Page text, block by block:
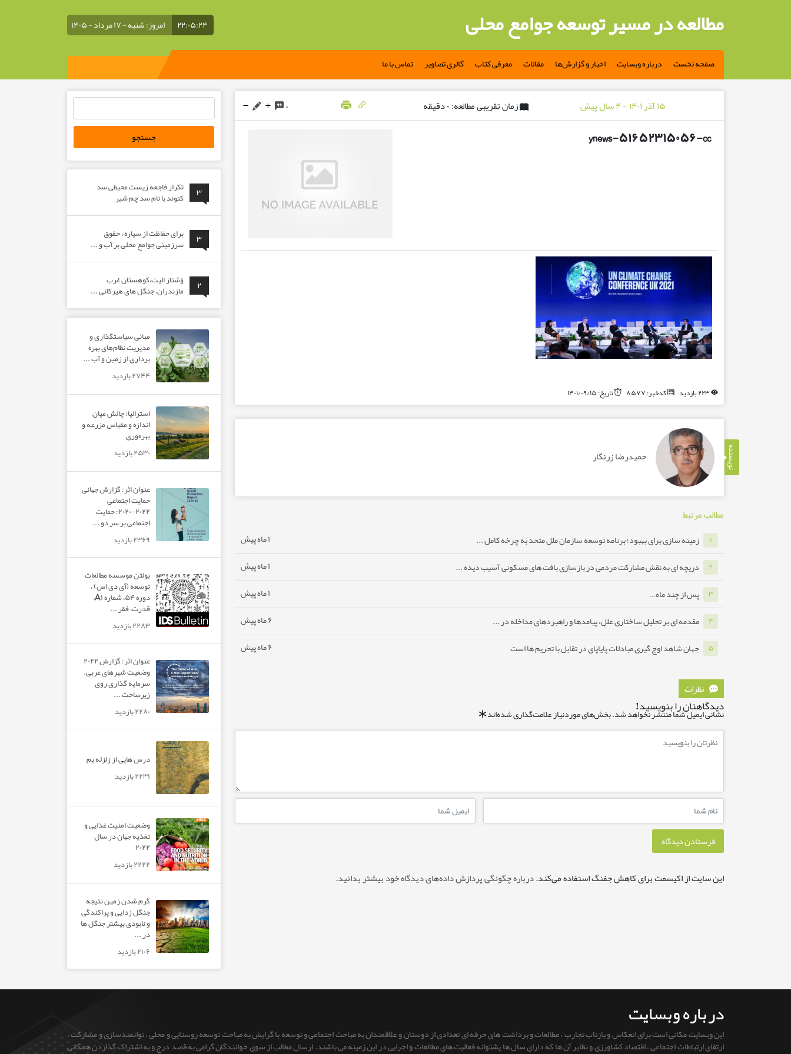
مطالعه در مسیر توسعه جوامع محلی ۲۲:۰۵:۲۴ امروز: شنبه - ۱۷ مرداد - ۱۴۰۵
صفحه نخست درباره وبسایت اخبار و گزارش‌ها مقالات معرفی کتاب گالری تصاویر تماس با ما
۱۵ آذر ۱۴۰۱ - ۴ سال پیش زمان تقریبی مطالعه: ۰ دقیقه ۰
ynews-۵۱۶۵۲۳۱۵۰۵۶-cc
کدخبر: ۸۵۷۷ تاریخ: ۱۴۰۱/۰۹/۱۵
نویسنده حمیدرضا زرنگار
مطالب مرتبط
۱ زمینه سازی برای بهبود؛ برنامه توسعه سازمان ملل متحد به چرخه کامل ... ۱ ماه پیش
۲ دریچه ای به نقش مشارکت مردمی در بازسازی بافت های مسکونی آسیب دیده ... ۱ ماه پیش
۳ پس از چند ماه… ۱ ماه پیش
۴ مقدمه ای بر تحلیل ساختاری علل، پیامدها و راهبردهای مداخله در ... ۶ ماه پیش
۵ جهان شاهد اوج گیری مبادلات پایاپای در تقابل با تحریم ها است ۶ ماه پیش
نظرات
دیدگاهتان را بنویسید!
نشانی ایمیل شما منتشر نخواهد شد. بخش‌های موردنیاز علامت‌گذاری شده‌اند*
این سایت از اکیسمت برای کاهش جفنگ استفاده می‌کند. درباره چگونگی پردازش داده‌های دیدگاه خود بیشتر بدانید.
۳
تکرار فاجعه زیست محیطی سد
کتوند با نام سد چم شیر
۳
برای حفاظت از سیاره ، حقوق
سرزمینی جوامع محلی بر آب و ...
۲
وَشتاز الیت،کوهستان غرب
مازندران، جنگل های هیرکانی ...
مبانی سیاستگذاری و
مدیریت نظام‌های بهره‌
برداری از زمین و آب ...
۲۷۴۴ بازدید
استرالیا: چالش میان
اندازه و مقیاس مزرعه و
بهره‌وری
۲۵۳۰ بازدید
عنوان اثر: گزارش جهانی
حمایت اجتماعی
۲۰۲۲-۲۰۲۰: حمایت
اجتماعی بر سر دو ...
۲۳۶۹ بازدید
بولتن موسسه مطالعات
توسعه (آی دی اس) ،
دوره ۵۴، شماره A۱،
قدرت، فقر ...
۲۲۸۳ بازدید
عنوان اثر: گزارش ۲۰۲۲
وضعیت شهرهای عربی.
سرمایه گذاری روی
زیرساخت ...
۲۲۸۰ بازدید
درس هایی از زلزله بم
۲۲۳۱ بازدید
وضعیت امنیت غذایی و
تغذیه جهان در سال
۲۰۲۲
۲۲۲۲ بازدید
گرم شدن زمین نتیجه
جنگل زدایی و پراکندگی
و نابودی بیشتر جنگل ها
در ...
۲۱۰۶ بازدید
درباره وبسایت
این وبسایت مکانی است برای انعکاس و بازتاب تجارب ، مطالعات و برداشت های حرفه ای تعدادی از دوستان و علاقمندان به مباحث اجتماعی و توسعه با گرایش به مباحث توسعه روستایی و محلی ، توانمندسازی و مشارکت ،
ارتقای ارتباطات اجتماعی ، اقتصاد کشاورزی و نظایر آن ها که دارای سال ها پشتوانه فعالیت های مطالعات و اجرایی در این زمینه می باشند. ارسال مطالب از سوی خوانندگان گرامی به قصد درج و به اشتراک گذاردن همگانی